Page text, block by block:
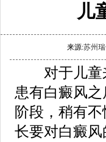
儿
来源:苏州
对于儿童来
患有白癜风
阶段，稍有
长要对白癜